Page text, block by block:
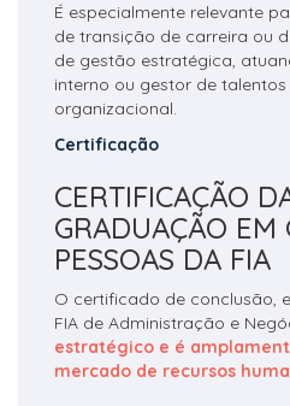
É especialmente relevante
de transição de carreira ou
de gestão estratégica,
interno ou gestor de
organizacional.
Certificação
CERTIFICAÇÃO
GRADUAÇÃO EM
PESSOAS DA FIA
O certificado de conclusão,
FIA de Administração e
estratégico e é
mercado de recursos